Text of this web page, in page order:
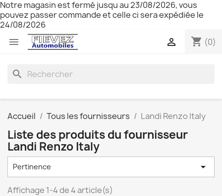
Notre magasin est fermé jusqu au 23/08/2026, vous
pouvez passer commande et celle ci sera expédiée le
24/08/2026
 shopping_cart (0)

search
Accueil Tous les fournisseurs Landi Renzo Italy
Liste des produits du fournisseur
Landi Renzo Italy
Pertinence 
Affichage 1-4 de 4 article(s)